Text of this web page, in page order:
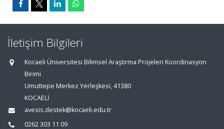
İletişim Bilgileri
Kocaeli Üniversitesi Bilimsel Araştırma Projeleri Koordinasyon
Birimi
Umuttepe Merkez Yerleşkesi, 41380
KOCAELİ
avesis.destek@kocaeli.edu.tr
0262 303 11 09